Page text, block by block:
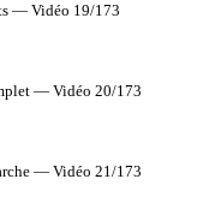
— Vidéo 19/173
— Vidéo 20/173
— Vidéo 21/173